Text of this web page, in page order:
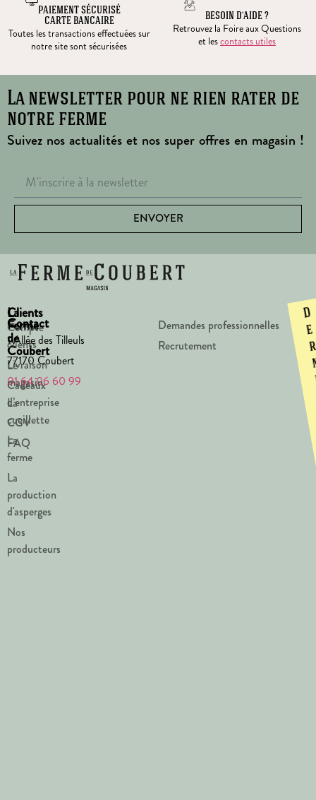
PAIEMENT SÉCURISÉ
CARTE BANCAIRE
Toutes les transactions effectuées sur
notre site sont sécurisées
BESOIN D’AIDE ?
Retrouvez la Foire aux Questions
et lescontacts utiles
La newsletter pour ne rien rater de
notre ferme
Suivez nos actualités et nos super offres en magasin !
ENVOYER
La
Ferme
de
Coubert
Le
magasin
La
cueillette
La
ferme
La
production
d'asperges
Nos
producteurs
Clients
Compte
clients
Livraison
Cadeaux
d’entreprise
CGV
FAQ
Contact
1 Allée des Tilleuls
77170 Coubert
01 64 06 60 99
Demandes professionnelles
Recrutement
D
e